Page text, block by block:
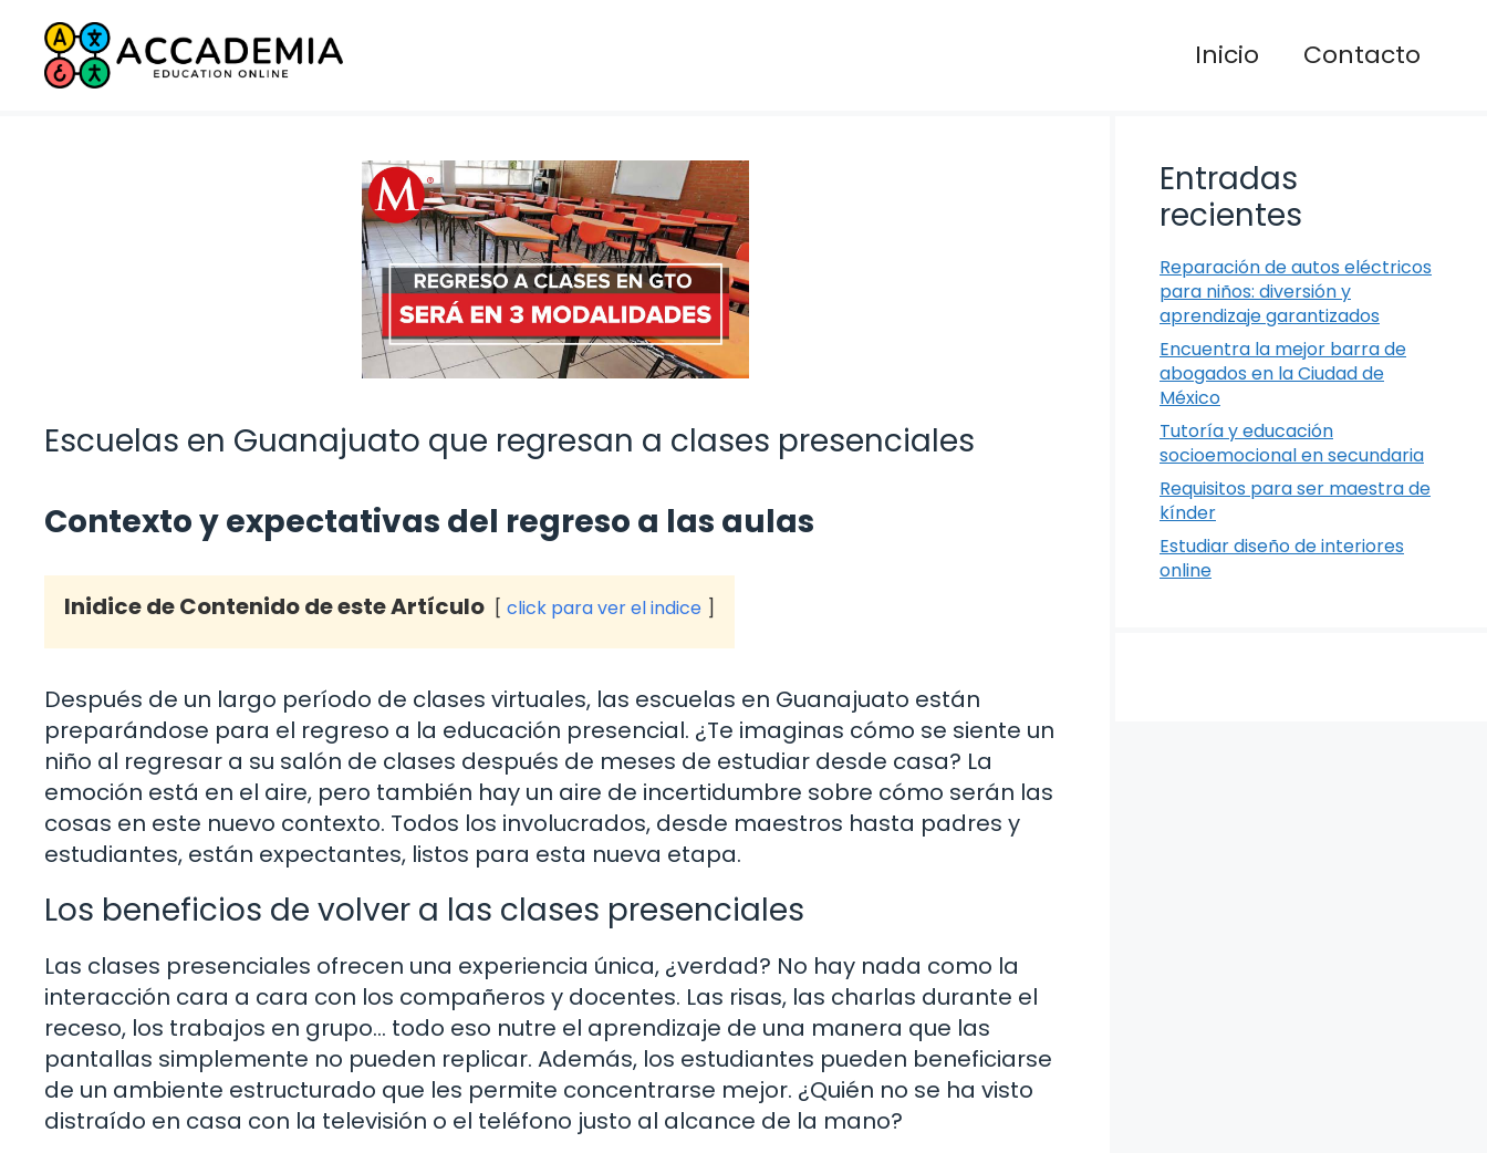
Saltar
contenido
Inicio Contacto
Escuelas en Guanajuato que regresan a clases presenciales
Contexto y expectativas del regreso a las aulas
Inidice de Contenido de este Artículo click para ver el indice
Después de un largo período de clases virtuales, las escuelas en Guanajuato están
preparándose para el regreso a la educación presencial. ¿Te imaginas cómo se siente un
niño al regresar a su salón de clases después de meses de estudiar desde casa? La
emoción está en el aire, pero también hay un aire de incertidumbre sobre cómo serán las
cosas en este nuevo contexto. Todos los involucrados, desde maestros hasta padres y
estudiantes, están expectantes, listos para esta nueva etapa.
Los beneficios de volver a las clases presenciales
Las clases presenciales ofrecen una experiencia única, ¿verdad? No hay nada como la
interacción cara a cara con los compañeros y docentes. Las risas, las charlas durante el
receso, los trabajos en grupo… todo eso nutre el aprendizaje de una manera que las
pantallas simplemente no pueden replicar. Además, los estudiantes pueden beneficiarse
de un ambiente estructurado que les permite concentrarse mejor. ¿Quién no se ha visto
distraído en casa con la televisión o el teléfono justo al alcance de la mano?
Entradas
recientes
Reparación de autos eléctricos
para niños: diversión y
aprendizaje garantizados
Encuentra la mejor barra de
abogados en la Ciudad de
México
Tutoría y educación
socioemocional en secundaria
Requisitos para ser maestra de
kínder
Estudiar diseño de interiores
online